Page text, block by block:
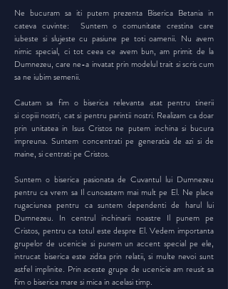
Ne bucuram sa iti putem prezenta Biserica Betania in
cateva cuvinte: Suntem o comunitate crestina care
iubeste si slujeste cu pasiune pe toti oamenii. Nu avem
nimic special, ci tot ceea ce avem bun, am primit de la
Dumnezeu, care ne-a invatat prin modelul trait si scris cum
sa ne iubim semenii.
Cautam sa fim o biserica relevanta atat pentru tinerii
si copiii nostri, cat si pentru parintii nostri. Realizam ca doar
prin unitatea in Isus Cristos ne putem inchina si bucura
impreuna. Suntem concentrati pe generatia de azi si de
maine, si centrati pe Cristos.
Suntem o biserica pasionata de Cuvantul lui Dumnezeu
pentru ca vrem sa Il cunoastem mai mult pe El. Ne place
rugaciunea pentru ca suntem dependenti de harul lui
Dumnezeu. In centrul inchinarii noastre Il punem pe
Cristos, pentru ca totul este despre El. Vedem importanta
grupelor de ucenicie si punem un accent special pe ele,
intrucat biserica este zidita prin relatii, si multe nevoi sunt
astfel implinite. Prin aceste grupe de ucenicie am reusit sa
fim o biserica mare si mica in acelasi timp.